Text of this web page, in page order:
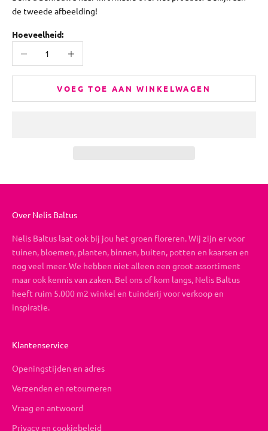
de tweede afbeelding!
Hoeveelheid:
VOEG TOE AAN WINKELWAGEN
Over Nelis Baltus
Nelis Baltus laat ook bij jou het groen floreren. Wij zijn er voor
tuinen, bloemen, planten, binnen, buiten, potten en kaarsen en
nog veel meer. We hebben niet alleen een groot assortiment
maar ook kennis van zaken. Bel ons of kom langs, Nelis Baltus
heeft ruim 5.000 m2 winkel en tuinderij voor verkoop en
inspiratie.
Klantenservice
Openingstijden en adres
Verzenden en retourneren
Vraag en antwoord
Privacy en cookiebeleid